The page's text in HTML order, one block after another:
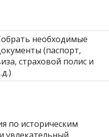
необходимые
(паспорт,
страховой полис и
по историческим